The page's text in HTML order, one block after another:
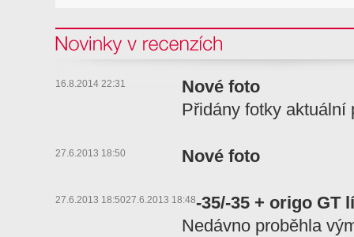
Novinky v recenzi
16.8.2014 22:31
Nové foto
Přidány fotky aktuální
27.6.2013 18:50 Nové foto
27.6.2013 18:5027.6.2013 18:48-35/-35 + origo GT
Nedávno proběhla